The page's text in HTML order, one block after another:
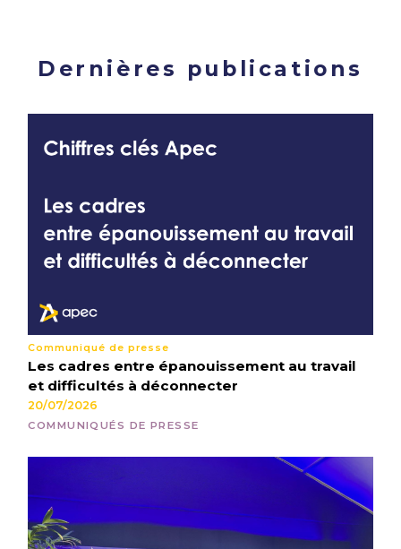
Dernières publications
Communiqué de presse
Les cadres entre épanouissement au travail
et difficultés à déconnecter
20/07/2026
COMMUNIQUÉS DE PRESSE